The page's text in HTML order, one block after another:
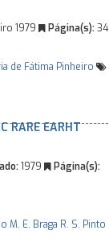
1979 Página(s):34
de Fátima Pinheiro
RARE EARHT
1979
Página(s):
M. E. Braga R. S. Pinto